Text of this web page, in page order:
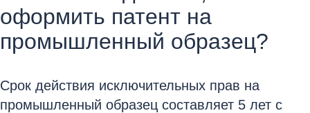
оформить патент на
промышленный образец?
Срок действия исключительных прав на
промышленный образец составляет 5 лет с